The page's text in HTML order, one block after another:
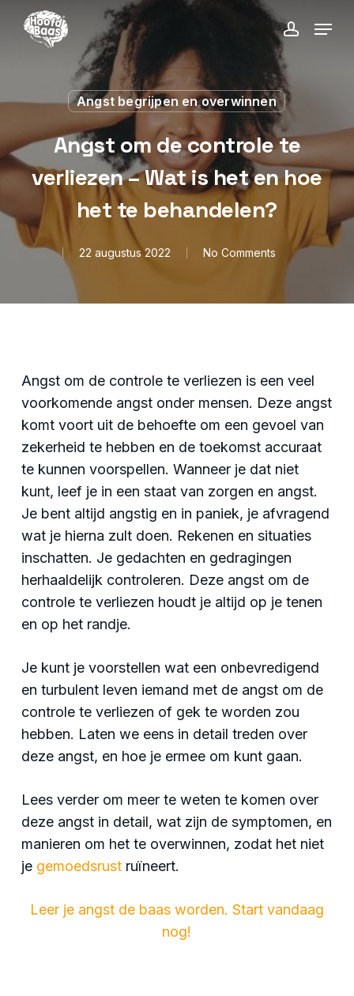
account
Menu
Angst begrijpen en overwinnen
Angst om de controle te
verliezen – Wat is het en hoe
het te behandelen?
22 augustus 2022 No Comments
Angst om de controle te verliezen is een veel
voorkomende angst onder mensen. Deze angst
komt voort uit de behoefte om een gevoel van
zekerheid te hebben en de toekomst accuraat
te kunnen voorspellen. Wanneer je dat niet
kunt, leef je in een staat van zorgen en angst.
Je bent altijd angstig en in paniek, je afvragend
wat je hierna zult doen. Rekenen en situaties
inschatten. Je gedachten en gedragingen
herhaaldelijk controleren. Deze angst om de
controle te verliezen houdt je altijd op je tenen
en op het randje.
Je kunt je voorstellen wat een onbevredigend
en turbulent leven iemand met de angst om de
controle te verliezen of gek te worden zou
hebben. Laten we eens in detail treden over
deze angst, en hoe je ermee om kunt gaan.
Lees verder om meer te weten te komen over
deze angst in detail, wat zijn de symptomen, en
manieren om het te overwinnen, zodat het niet
je gemoedsrustruïneert.
Leer je angst de baas worden. Start vandaag
nog!